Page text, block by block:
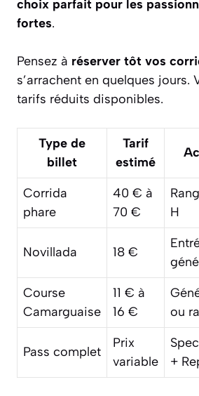
choix parfait pour les
fortes.
Pensez à réserver tôt vos
s’arrachent en quelques jours.
tarifs réduits disponibles.
Type de
billet
Tarif
estimé
Corrida
phare
40 € à
70 €
H
Novillada 18 €
Course
Camarguaise
11 € à
16 €
ou
Pass complet
Prix
variable
+